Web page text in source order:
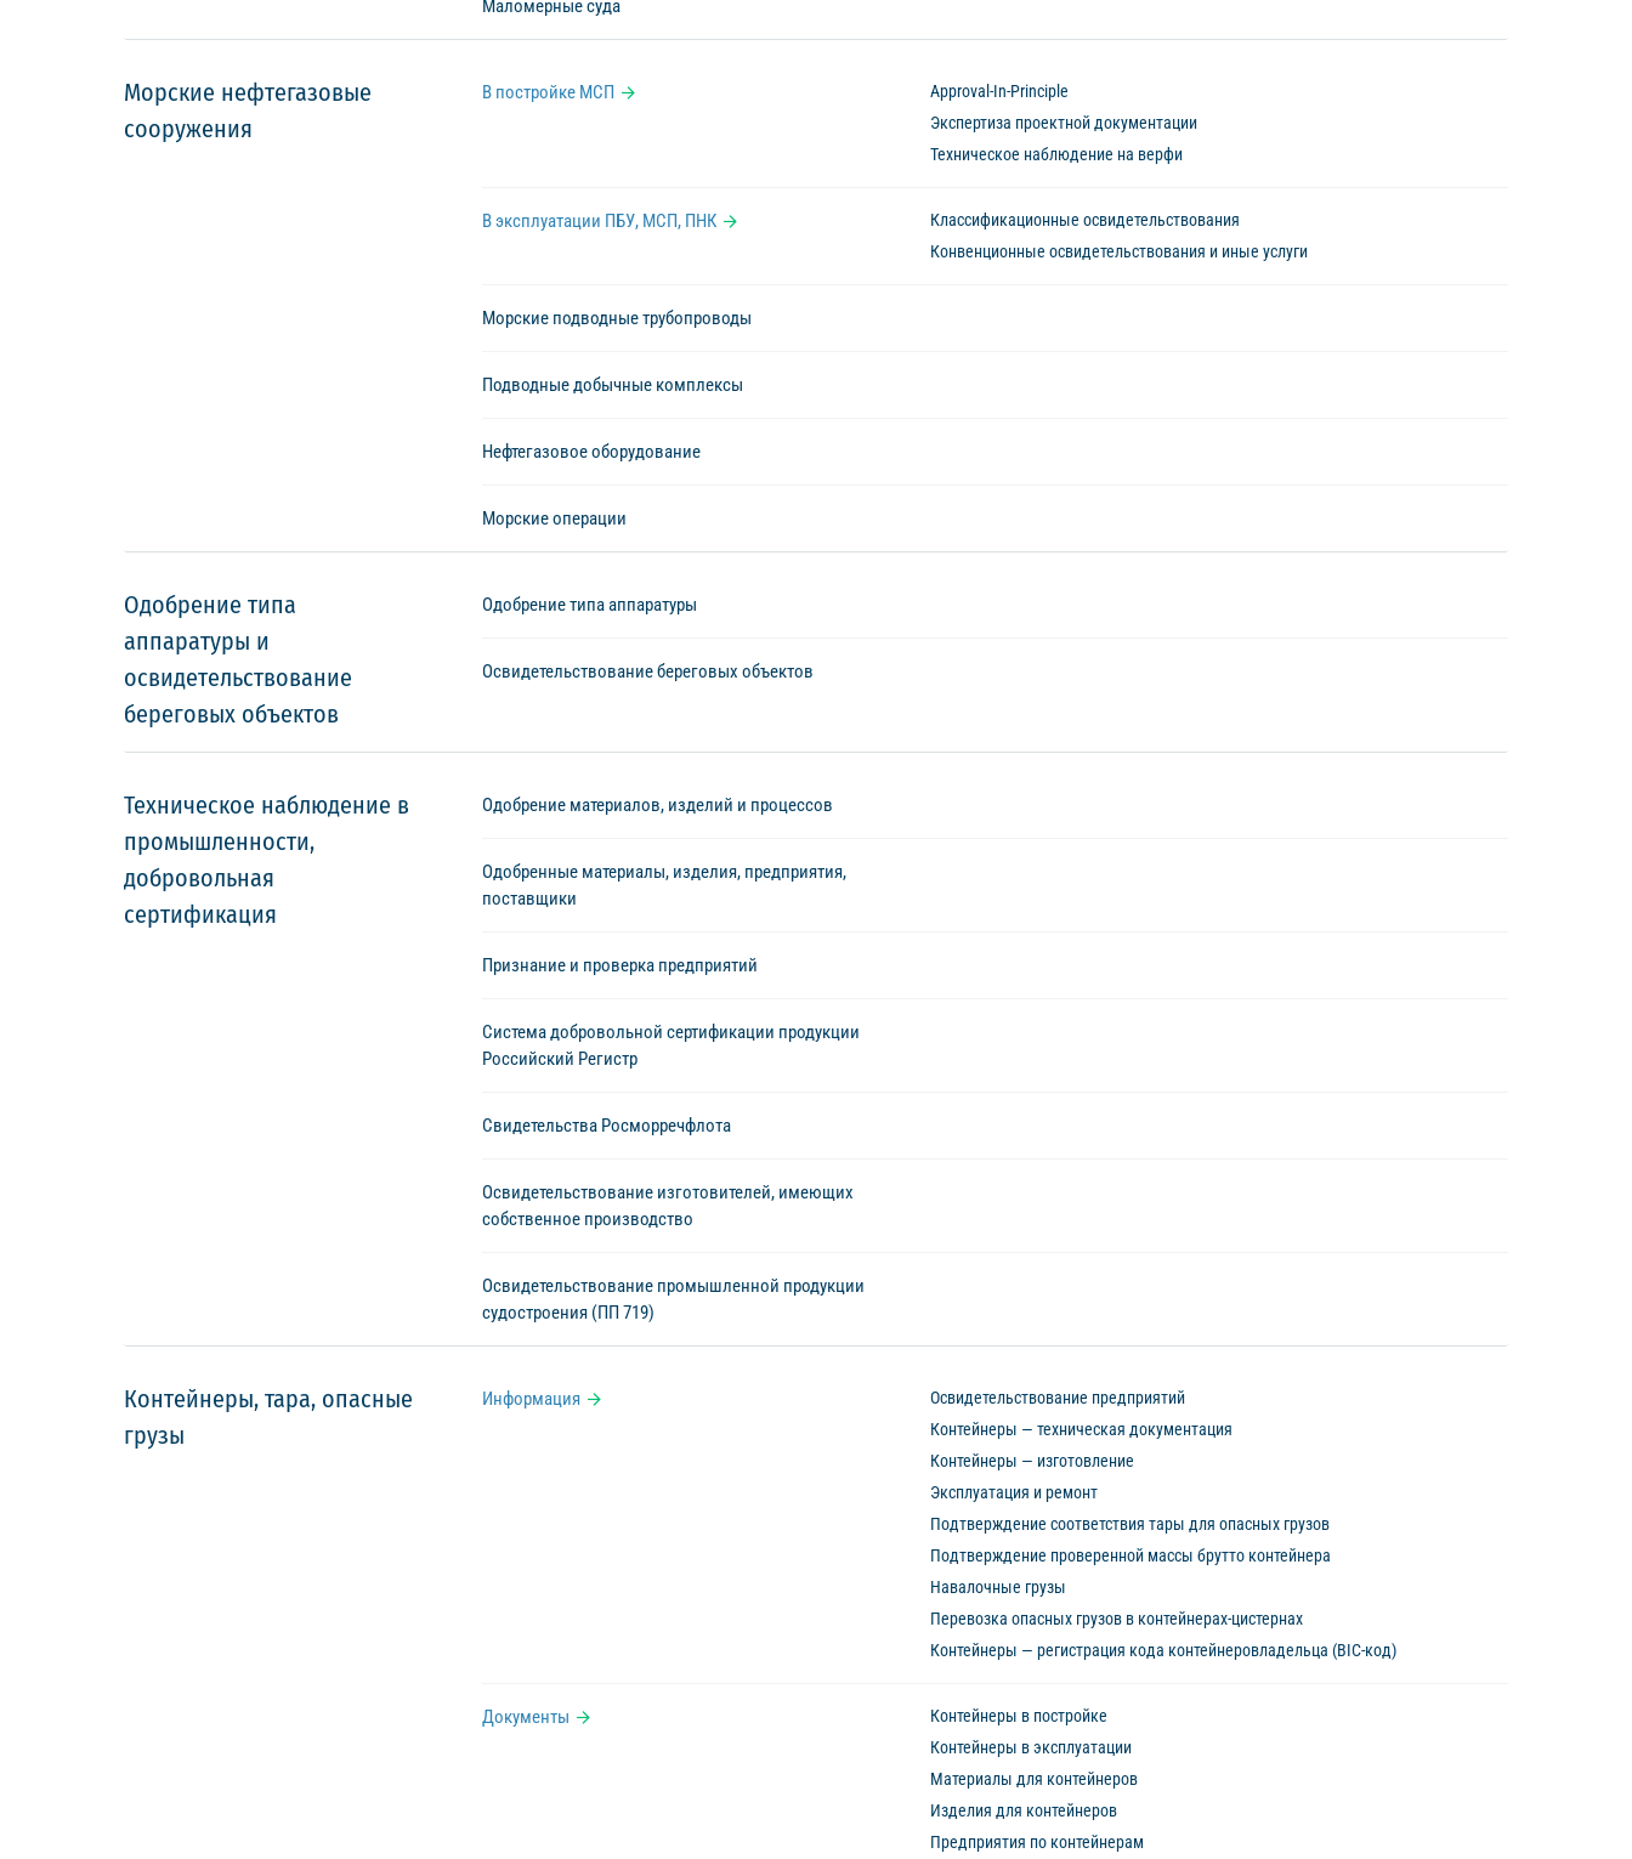
Маломерные суда
Морские нефтегазовые
сооружения
В постройке МСП
Approval-In-Principle
Экспертиза проектной документации
Техническое наблюдение на верфи
В эксплуатации ПБУ, МСП, ПНК
Классификационные освидетельствования
Конвенционные освидетельствования и иные услуги
Морские подводные трубопроводы
Подводные добычные комплексы
Нефтегазовое оборудование
Морские операции
Одобрение типа
аппаратуры и
освидетельствование
береговых объектов
Одобрение типа аппаратуры
Освидетельствование береговых объектов
Техническое наблюдение в
промышленности,
добровольная
сертификация
Одобрение материалов, изделий и процессов
Одобренные материалы, изделия, предприятия,
поставщики
Признание и проверка предприятий
Система добровольной сертификации продукции
Российский Регистр
Свидетельства Росморречфлота
Освидетельствование изготовителей, имеющих
собственное производство
Освидетельствование промышленной продукции
судостроения (ПП 719)
Контейнеры, тара, опасные
грузы
Информация
Освидетельствование предприятий
Контейнеры — техническая документация
Контейнеры — изготовление
Эксплуатация и ремонт
Подтверждение соответствия тары для опасных грузов
Подтверждение проверенной массы брутто контейнера
Навалочные грузы
Перевозка опасных грузов в контейнерах-цистернах
Контейнеры — регистрация кода контейнеровладельца (BIC-код)
Документы
Контейнеры в постройке
Контейнеры в эксплуатации
Материалы для контейнеров
Изделия для контейнеров
Предприятия по контейнерам